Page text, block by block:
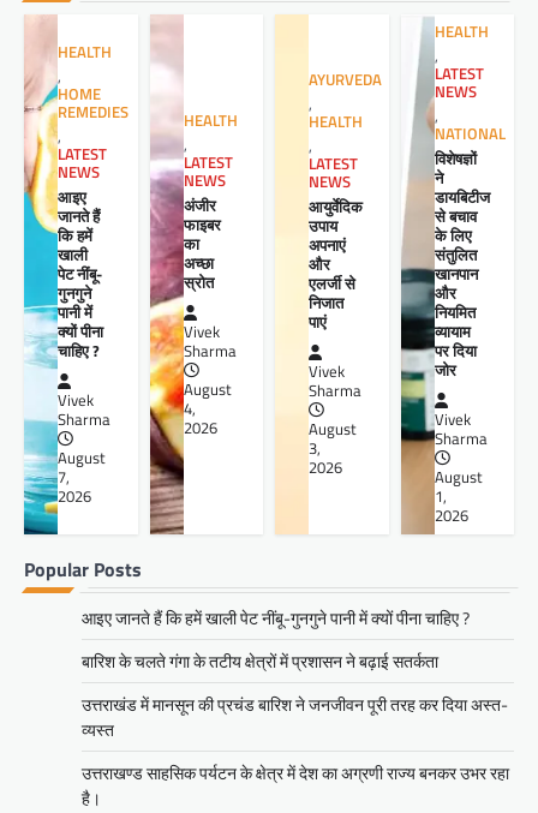
HEALTH
,
HOME
REMEDIES
,
LATEST
NEWS
आइए
जानते हैं
कि हमें
खाली
पेट नींबू-
गुनगुने
पानी में
क्यों पीना
चाहिए ?
Vivek
Sharma
August
7,
2026
HEALTH
,
LATEST
NEWS
अंजीर
फाइबर
का
अच्छा
स्रोत
Vivek
Sharma
August
4,
2026
AYURVEDA
,
HEALTH
,
LATEST
NEWS
आयुर्वेदिक
उपाय
अपनाएं
और
एलर्जी से
निजात
पाएं
Vivek
Sharma
August
3,
2026
HEALTH
,
LATEST
NEWS
,
NATIONAL
विशेषज्ञों
ने
डायबिटीज
से बचाव
के लिए
संतुलित
खानपान
और
नियमित
व्यायाम
पर दिया
जोर
Vivek
Sharma
August
1,
2026
Popular Posts
आइए जानते हैं कि हमें खाली पेट नींबू-गुनगुने पानी में क्यों पीना चाहिए ?
बारिश के चलते गंगा के तटीय क्षेत्रों में प्रशासन ने बढ़ाई सतर्कता
उत्तराखंड में मानसून की प्रचंड बारिश ने जनजीवन पूरी तरह कर दिया अस्त-
व्यस्त
उत्तराखण्ड साहसिक पर्यटन के क्षेत्र में देश का अग्रणी राज्य बनकर उभर रहा
है।